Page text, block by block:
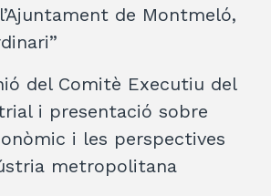
de Montmeló,
del Comitè Executiu del
i presentació sobre
i les perspectives
metropolitana